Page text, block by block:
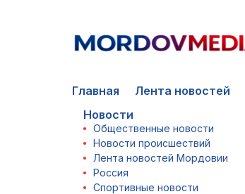
Главная Лента новостей
Новости
Общественные новости
Новости происшествий
Лента новостей Мордовии
Россия
Спортивные новости